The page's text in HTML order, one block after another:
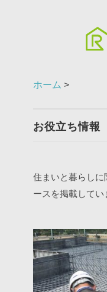
ホーム >
お役立ち情報
住まいと暮らしに
ースを掲載してい